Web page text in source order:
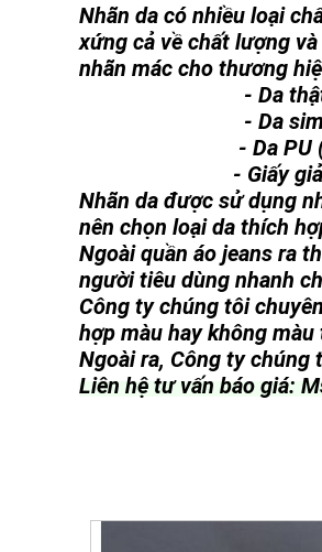
Nhãn da có nhiều loại
xứng cả về chất lượng
nhãn mác cho thương
- Da
- Da simili
- Da PU
- Giấy giả
Nhãn da được sử dụng
nên chọn loại da thích
Ngoài quần áo jeans ra
người tiêu dùng nhanh
Công ty chúng tôi
hợp màu hay không
Ngoài ra, Công ty chúng
Liên hệ tư vấn báo giá: